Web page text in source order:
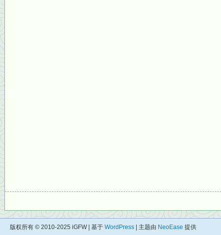
版权所有 © 2010-2025 iGFW | 基于 WordPress | 主题由 NeoEase 提供